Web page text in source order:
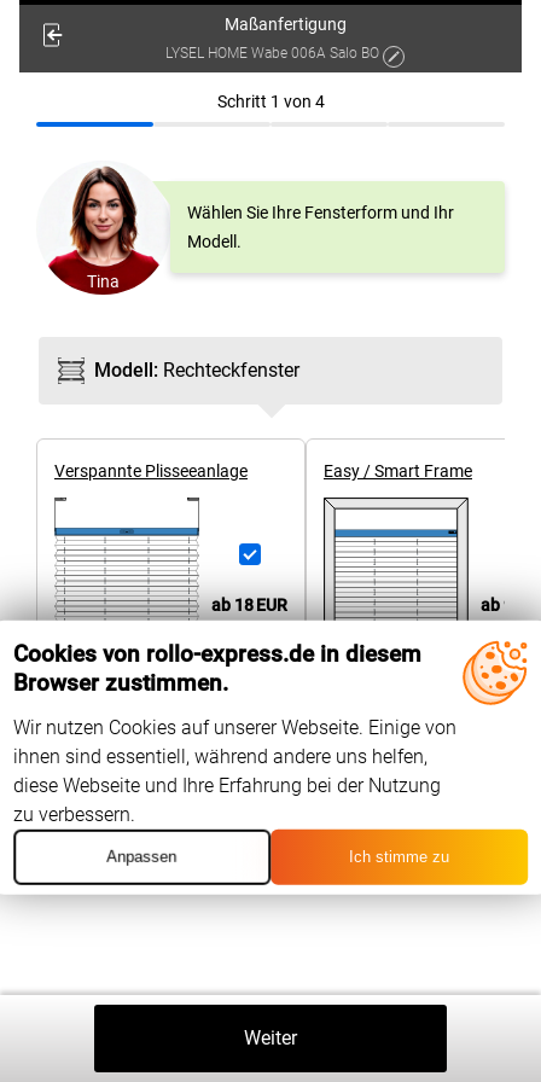
Maßanfertigung
LYSEL HOME Wabe 006A Salo BO
Schritt 1 von 4
Tina
Wählen Sie Ihre Fensterform und Ihr
Modell.
Modell: Rechteck­fenster
Ver­spannte Plissee­anlage
ab 18EUR
wählen97 %der Kunden
Easy / Smart Frame
ab 90
Produktneuheit
Weiter
Cookies von rollo-express.de in diesem
Browser zustimmen.
Wir nutzen Cookies auf unserer Webseite. Einige von
ihnen sind essentiell, während andere uns helfen,
diese Webseite und Ihre Erfahrung bei der Nutzung
zu verbessern.
Anpassen Ich stimme zu